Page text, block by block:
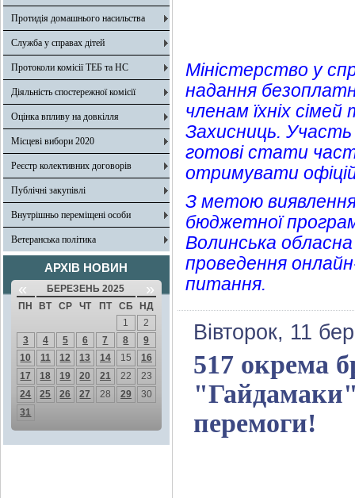
Протидія домашнього насильства
Служба у справах дітей
Протоколи комісії ТЕБ та НС
Діяльність спостережної комісії
Оцінка впливу на довкілля
Місцеві вибори 2020
Реєстр колективних договорів
Публічні закупівлі
Внутрішньо переміщені особи
Ветеранська політика
АРХІВ НОВИН
« БЕРЕЗЕНЬ 2025 »
ПН ВТ СР ЧТ ПТ СБ
НД
1
2
3
4 5 6 7 8
9
10
11 12 13 14 15
16
17
18 19 20 21 22
23
24
25 26 27 28 29
30
31
Міністерство у
надання
членам їхніх
Захисниць. Участь
готові стати
отримувати
З метою виявлення
бюджетної
Волинська
проведення
питання.
Вівторок, 11
517 окрема
перемоги!